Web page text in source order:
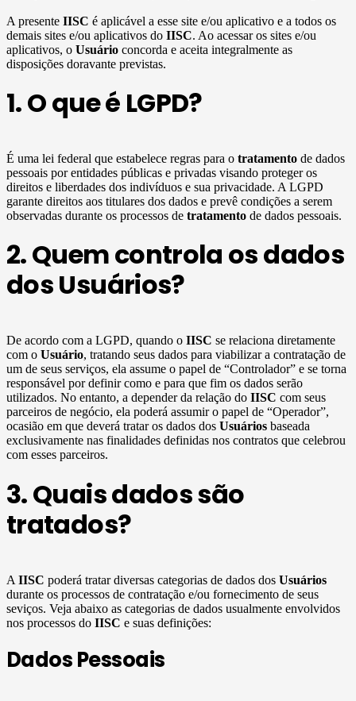
A presente IISC é aplicável a esse site e/ou aplicativo e a todos os
demais sites e/ou aplicativos do IISC. Ao acessar os sites e/ou
aplicativos, o Usuário concorda e aceita integralmente as
disposições doravante previstas.
1. O que é LGPD?
É uma lei federal que estabelece regras para o tratamento de dados
pessoais por entidades públicas e privadas visando proteger os
direitos e liberdades dos indivíduos e sua privacidade. A LGPD
garante direitos aos titulares dos dados e prevê condições a serem
observadas durante os processos de tratamento de dados pessoais.
2. Quem controla os dados
dos Usuários?
De acordo com a LGPD, quando o IISC se relaciona diretamente
com o Usuário, tratando seus dados para viabilizar a contratação de
um de seus serviços, ela assume o papel de “Controlador” e se torna
responsável por definir como e para que fim os dados serão
utilizados. No entanto, a depender da relação do IISC com seus
parceiros de negócio, ela poderá assumir o papel de “Operador”,
ocasião em que deverá tratar os dados dos Usuários baseada
exclusivamente nas finalidades definidas nos contratos que celebrou
com esses parceiros.
3. Quais dados são
tratados?
A IISC poderá tratar diversas categorias de dados dos Usuários
durante os processos de contratação e/ou fornecimento de seus
seviços. Veja abaixo as categorias de dados usualmente envolvidos
nos processos do IISC e suas definições:
Dados Pessoais